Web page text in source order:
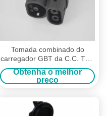
Tomada combinado do
carregador GBT da C.C. TPU
125A CCS de EV com
comprimento personalizado
Obtenha o melhor
preço